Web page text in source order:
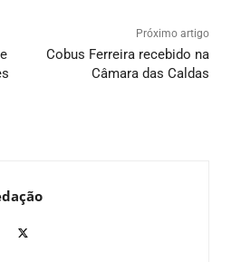
Próximo artigo
Cobus Ferreira recebido na
Câmara das Caldas